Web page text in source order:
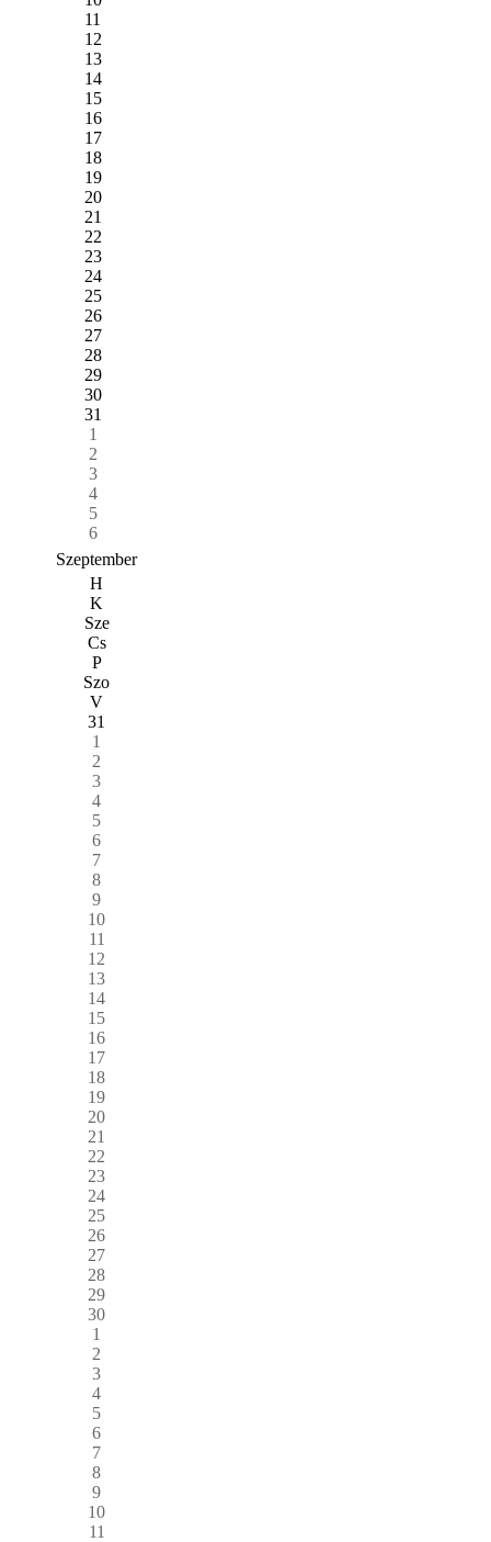
11
12
13
14
15
16
17
18
19
20
21
22
23
24
25
26
27
28
29
30
31
1
2
3
4
5
6
Szeptember
H
K
Sze
Cs
P
Szo
V
31
1
2
3
4
5
6
7
8
9
10
11
12
13
14
15
16
17
18
19
20
21
22
23
24
25
26
27
28
29
30
1
2
3
4
5
6
7
8
9
10
11